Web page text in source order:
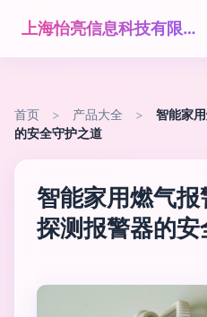
上海怡亮信息科技有限公司
首页 > 产品大全 >
智能家
的安全守护之道
智能家用燃气
探测报警器的